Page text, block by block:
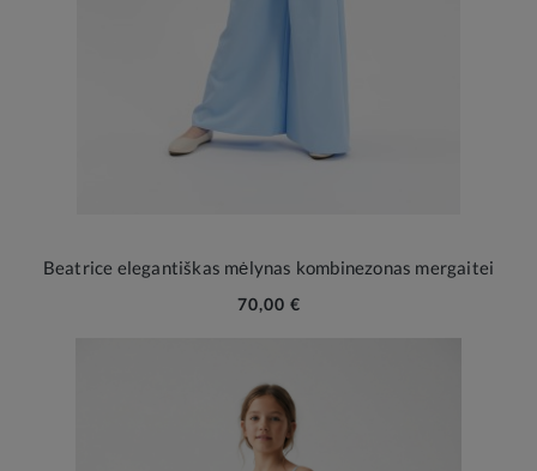
Beatrice elegantiškas mėlynas kombinezonas mergaitei
70,00 €